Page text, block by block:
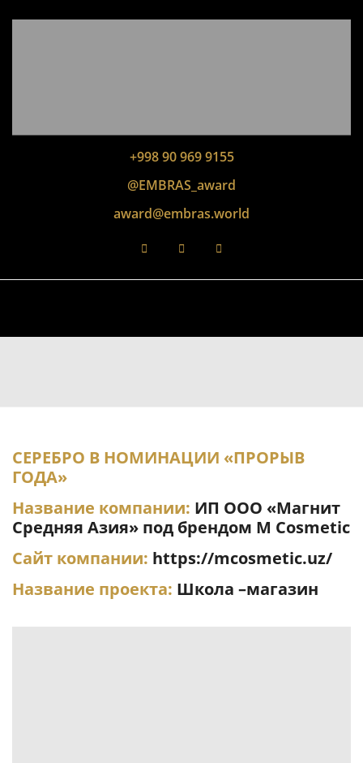
+998 90 969 9155
@EMBRAS_award
award@embras.world
СЕРЕБРО В НОМИНАЦИИ «ПРОРЫВ
ГОДА»
Название компании: ИП ООО «Магнит
Средняя Азия» под брендом M Cosmetic
Сайт компании: https://mcosmetic.uz/
Название проекта: Школа –магазин